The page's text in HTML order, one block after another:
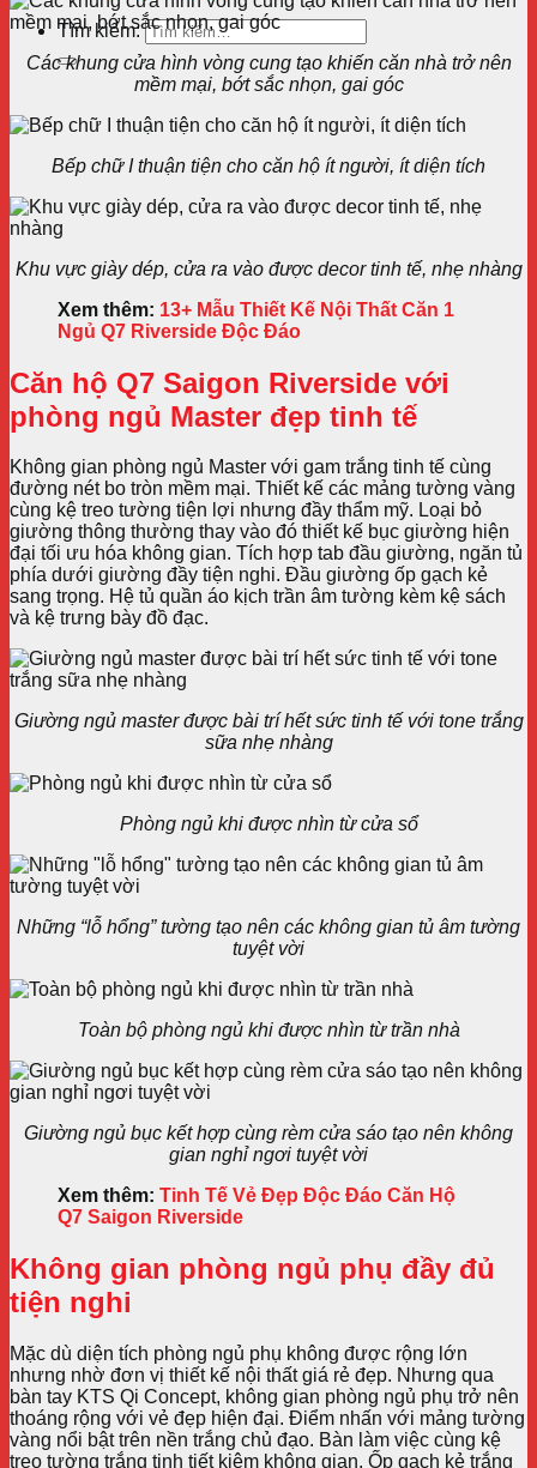
Tìm kiếm:
Các khung cửa hình vòng cung tạo khiến căn nhà trở nên
mềm mại, bớt sắc nhọn, gai góc
Bếp chữ I thuận tiện cho căn hộ ít người, ít diện tích
Khu vực giày dép, cửa ra vào được decor tinh tế, nhẹ nhàng
Xem thêm: 13+ Mẫu Thiết Kế Nội Thất Căn 1
Ngủ Q7 Riverside Độc Đáo
Căn hộ Q7 Saigon Riverside với
phòng ngủ Master đẹp tinh tế
Không gian phòng ngủ Master với gam trắng tinh tế cùng
đường nét bo tròn mềm mại. Thiết kế các mảng tường vàng
cùng kệ treo tường tiện lợi nhưng đầy thẩm mỹ. Loại bỏ
giường thông thường thay vào đó thiết kế bục giường hiện
đại tối ưu hóa không gian. Tích hợp tab đầu giường, ngăn tủ
phía dưới giường đầy tiện nghi. Đầu giường ốp gạch kẻ
sang trọng. Hệ tủ quần áo kịch trần âm tường kèm kệ sách
và kệ trưng bày đồ đạc.
Giường ngủ master được bài trí hết sức tinh tế với tone trắng
sữa nhẹ nhàng
Phòng ngủ khi được nhìn từ cửa sổ
Những “lỗ hổng” tường tạo nên các không gian tủ âm tường
tuyệt vời
Toàn bộ phòng ngủ khi được nhìn từ trần nhà
Giường ngủ bục kết hợp cùng rèm cửa sáo tạo nên không
gian nghỉ ngơi tuyệt vời
Xem thêm: Tinh Tế Vẻ Đẹp Độc Đáo Căn Hộ
Q7 Saigon Riverside
Không gian phòng ngủ phụ đầy đủ
tiện nghi
Mặc dù diện tích phòng ngủ phụ không được rộng lớn
nhưng nhờ đơn vị thiết kế nội thất giá rẻ đẹp. Nhưng qua
bàn tay KTS Qi Concept, không gian phòng ngủ phụ trở nên
thoáng rộng với vẻ đẹp hiện đại. Điểm nhấn với mảng tường
vàng nổi bật trên nền trắng chủ đạo. Bàn làm việc cùng kệ
treo tường trắng tinh tiết kiệm không gian. Ốp gạch kẻ trắng